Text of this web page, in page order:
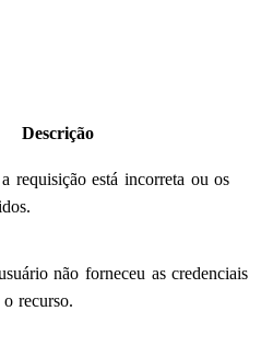
Descrição
requisição está incorreta ou os
não forneceu as credenciais
o recurso.